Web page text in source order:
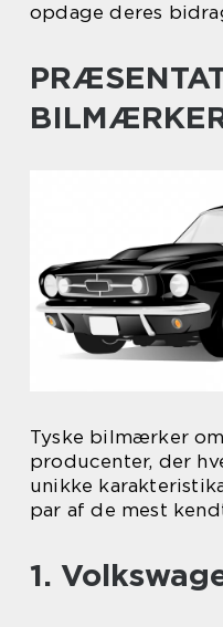
opdage deres
Tyske bilmærker
producenter, der
unikke
par af de mest
1.